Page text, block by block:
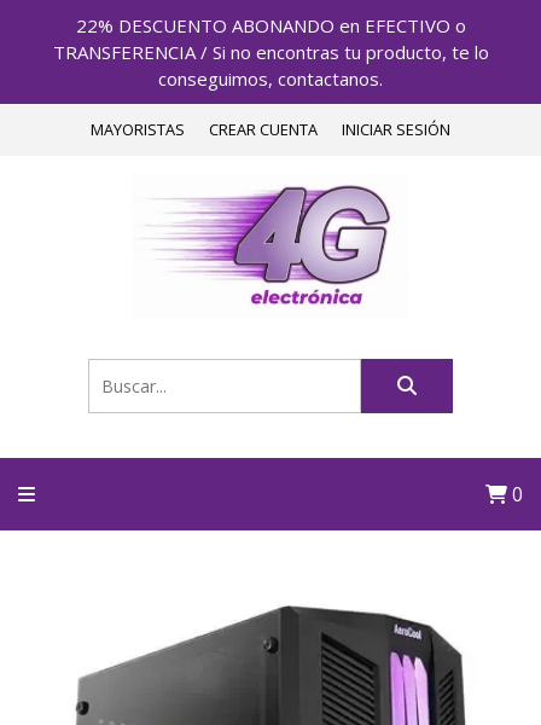
22% DESCUENTO ABONANDO en EFECTIVO o
TRANSFERENCIA / Si no encontras tu producto, te lo
conseguimos, contactanos.
MAYORISTAS CREAR CUENTA INICIAR SESIÓN
0